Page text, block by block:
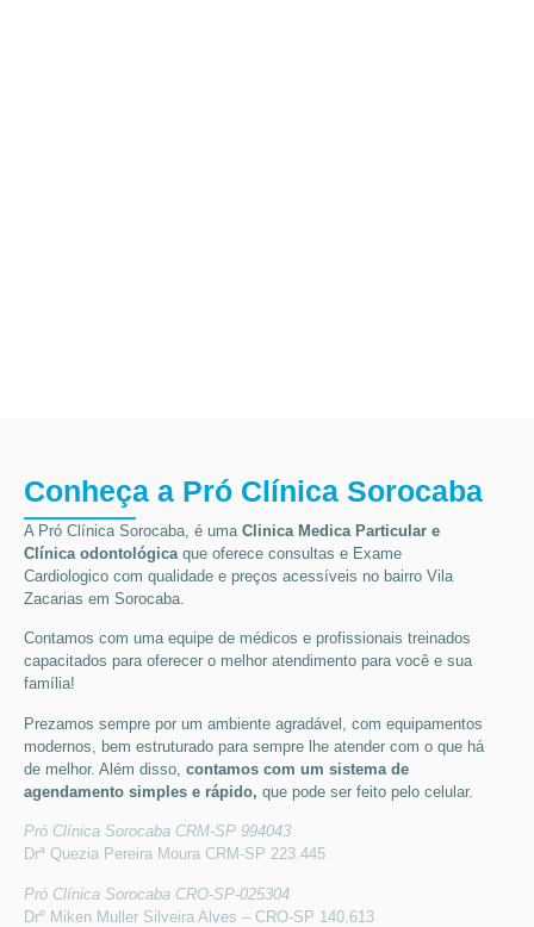
Conheça a Pró Clínica Sorocaba
A Pró Clínica Sorocaba, é uma Clinica Medica Particular e
Clínica odontológicaque oferece consultas e Exame
Cardiologico com qualidade e preços acessíveis no bairro Vila
Zacarias em Sorocaba.
Contamos com uma equipe de médicos e profissionais treinados
capacitados para oferecer o melhor atendimento para você e sua
família!
Prezamos sempre por um ambiente agradável, com equipamentos
modernos, bem estruturado para sempre lhe atender com o que há
de melhor. Além disso, contamos com um sistema de
agendamento simples e rápido, que pode ser feito pelo celular.
Pró Clínica Sorocaba CRM-SP 994043
Drª Quezia Pereira Moura CRM-SP 223.445
Pró Clínica Sorocaba CRO-SP-025304
Drº Miken Muller Silveira Alves – CRO-SP 140.613